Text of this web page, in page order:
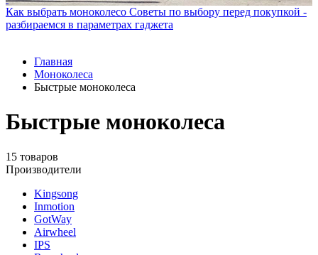
Как выбрать моноколесо Советы по выбору перед покупкой -
разбираемся в параметрах гаджета
Главная
Моноколеса
Быстрые моноколеса
Быстрые моноколеса
15 товаров
Производители
Kingsong
Inmotion
GotWay
Airwheel
IPS